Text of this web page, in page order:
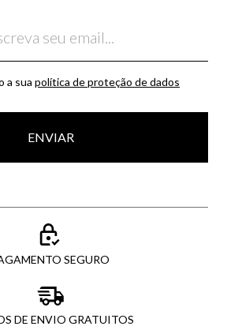
a sua política de proteção de dados
ENVIAR
SEGURO
DE ENVIO GRATUITOS